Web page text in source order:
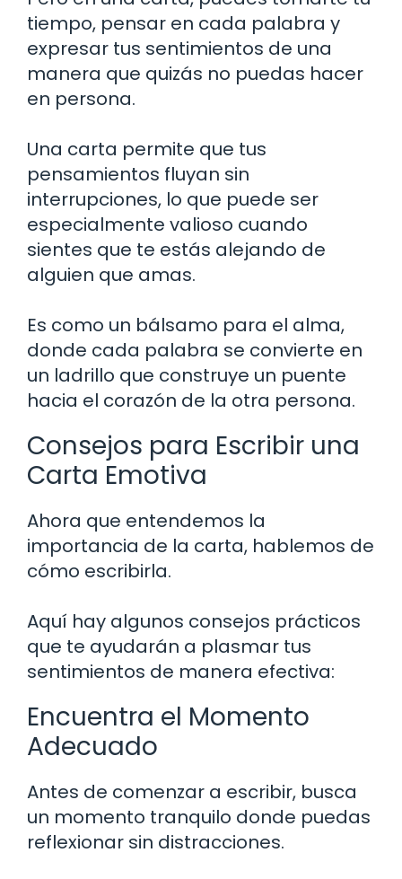
tiempo, pensar en cada palabra y
expresar tus sentimientos de una
manera que quizás no puedas hacer
en persona.
Una carta permite que tus
pensamientos fluyan sin
interrupciones, lo que puede ser
especialmente valioso cuando
sientes que te estás alejando de
alguien que amas.
Es como un bálsamo para el alma,
donde cada palabra se convierte en
un ladrillo que construye un puente
hacia el corazón de la otra persona.
Consejos para Escribir una
Carta Emotiva
Ahora que entendemos la
importancia de la carta, hablemos de
cómo escribirla.
Aquí hay algunos consejos prácticos
que te ayudarán a plasmar tus
sentimientos de manera efectiva:
Encuentra el Momento
Adecuado
Antes de comenzar a escribir, busca
un momento tranquilo donde puedas
reflexionar sin distracciones.